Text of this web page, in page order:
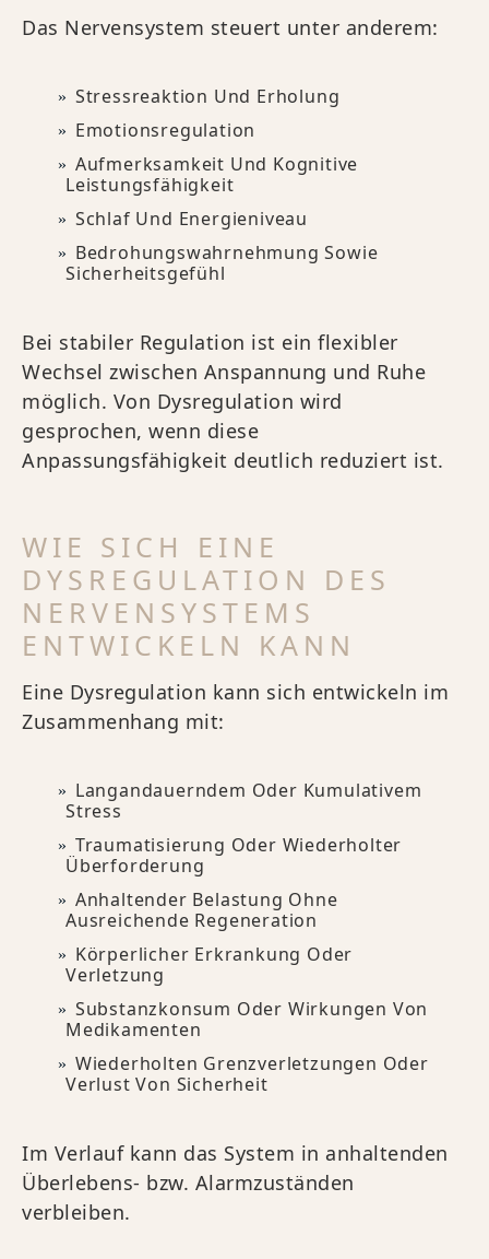
Das Nervensystem steuert unter anderem:
Stressreaktion Und Erholung
Emotionsregulation
Aufmerksamkeit Und Kognitive
Leistungsfähigkeit
Schlaf Und Energieniveau
Bedrohungswahrnehmung Sowie
Sicherheitsgefühl
Bei stabiler Regulation ist ein flexibler
Wechsel zwischen Anspannung und Ruhe
möglich. Von Dysregulation wird
gesprochen, wenn diese
Anpassungsfähigkeit deutlich reduziert ist.
WIE SICH EINE
DYSREGULATION DES
NERVENSYSTEMS
ENTWICKELN KANN
Eine Dysregulation kann sich entwickeln im
Zusammenhang mit:
Langandauerndem Oder Kumulativem
Stress
Traumatisierung Oder Wiederholter
Überforderung
Anhaltender Belastung Ohne
Ausreichende Regeneration
Körperlicher Erkrankung Oder
Verletzung
Substanzkonsum Oder Wirkungen Von
Medikamenten
Wiederholten Grenzverletzungen Oder
Verlust Von Sicherheit
Im Verlauf kann das System in anhaltenden
Überlebens- bzw. Alarmzuständen
verbleiben.